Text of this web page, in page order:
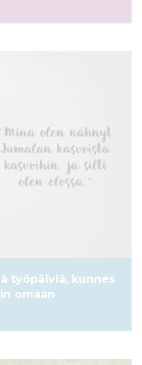
työpäiviä, kunnes
omaan